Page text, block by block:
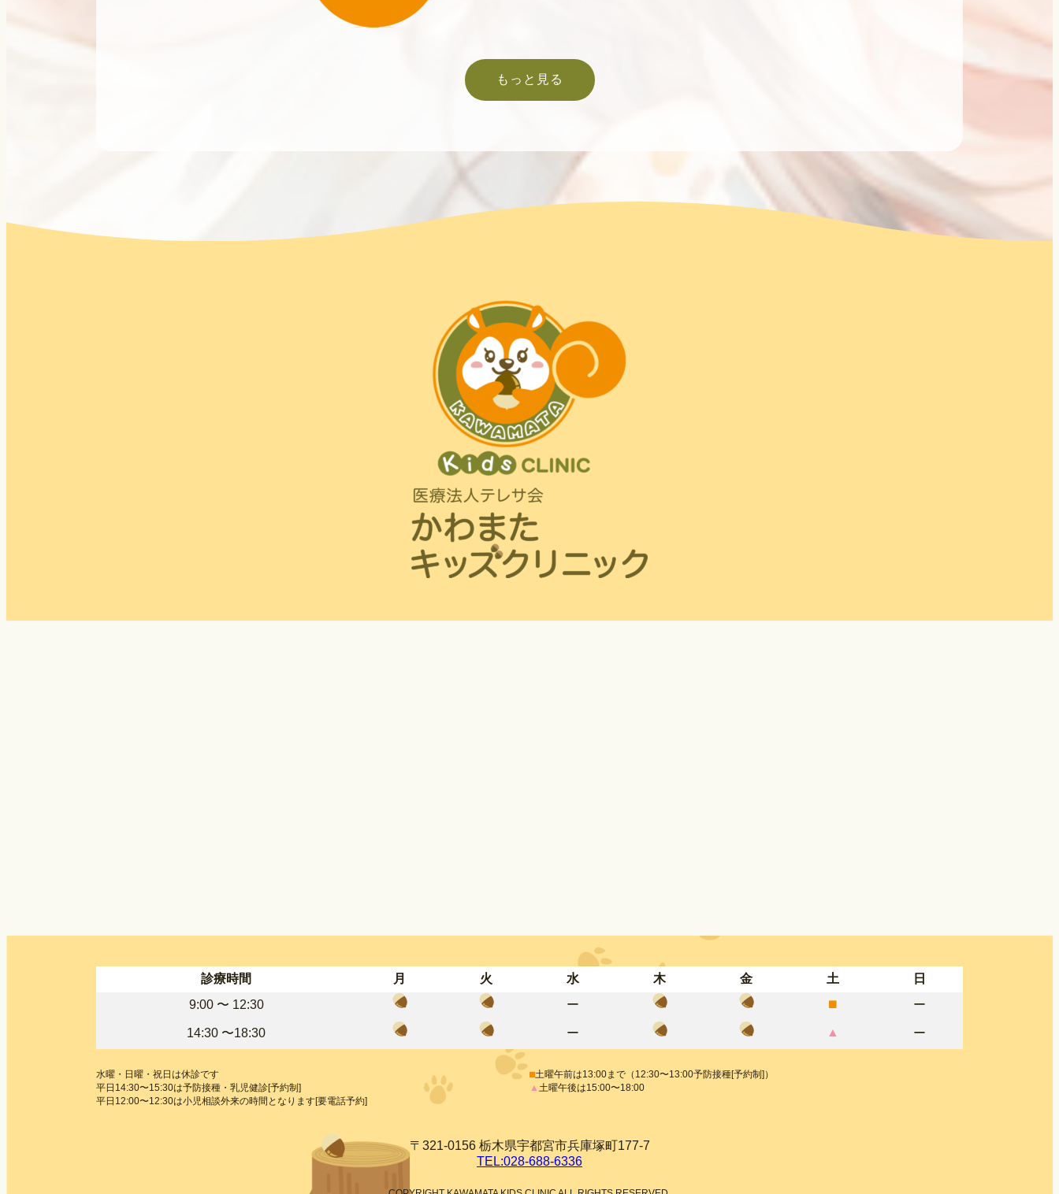
もっと見る
診療時間 月 火 水 木 金 土
日
9:00 〜 12:30 ー ⬛︎ ー
14:30 〜18:30 ー ▲ ー
水曜・日曜・祝日は休診です
平日14:30〜15:30は予防接種・乳児健診[予約制]
平日12:00〜12:30は小児相談外来の時間となります[要電話予約]
⬛︎土曜午前は13:00まで（12:30〜13:00予防接種[予約制]）
▲ 土曜午後は15:00〜18:00
〒321-0156 栃木県宇都宮市兵庫塚町177-7
TEL:028-688-6336